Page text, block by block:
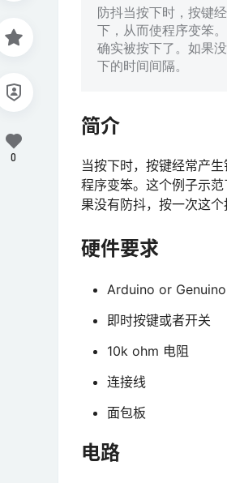
防抖当按下时，按键
下，从而使程序变笨
确实被按下了。如果
下的时间间隔。
简介
当按下时，按键经常产
程序变笨。这个例子示
果没有防抖，按一次这
硬件要求
Arduino or
即时按键或者开关
10k ohm 电阻
连接线
面包板
电路
0